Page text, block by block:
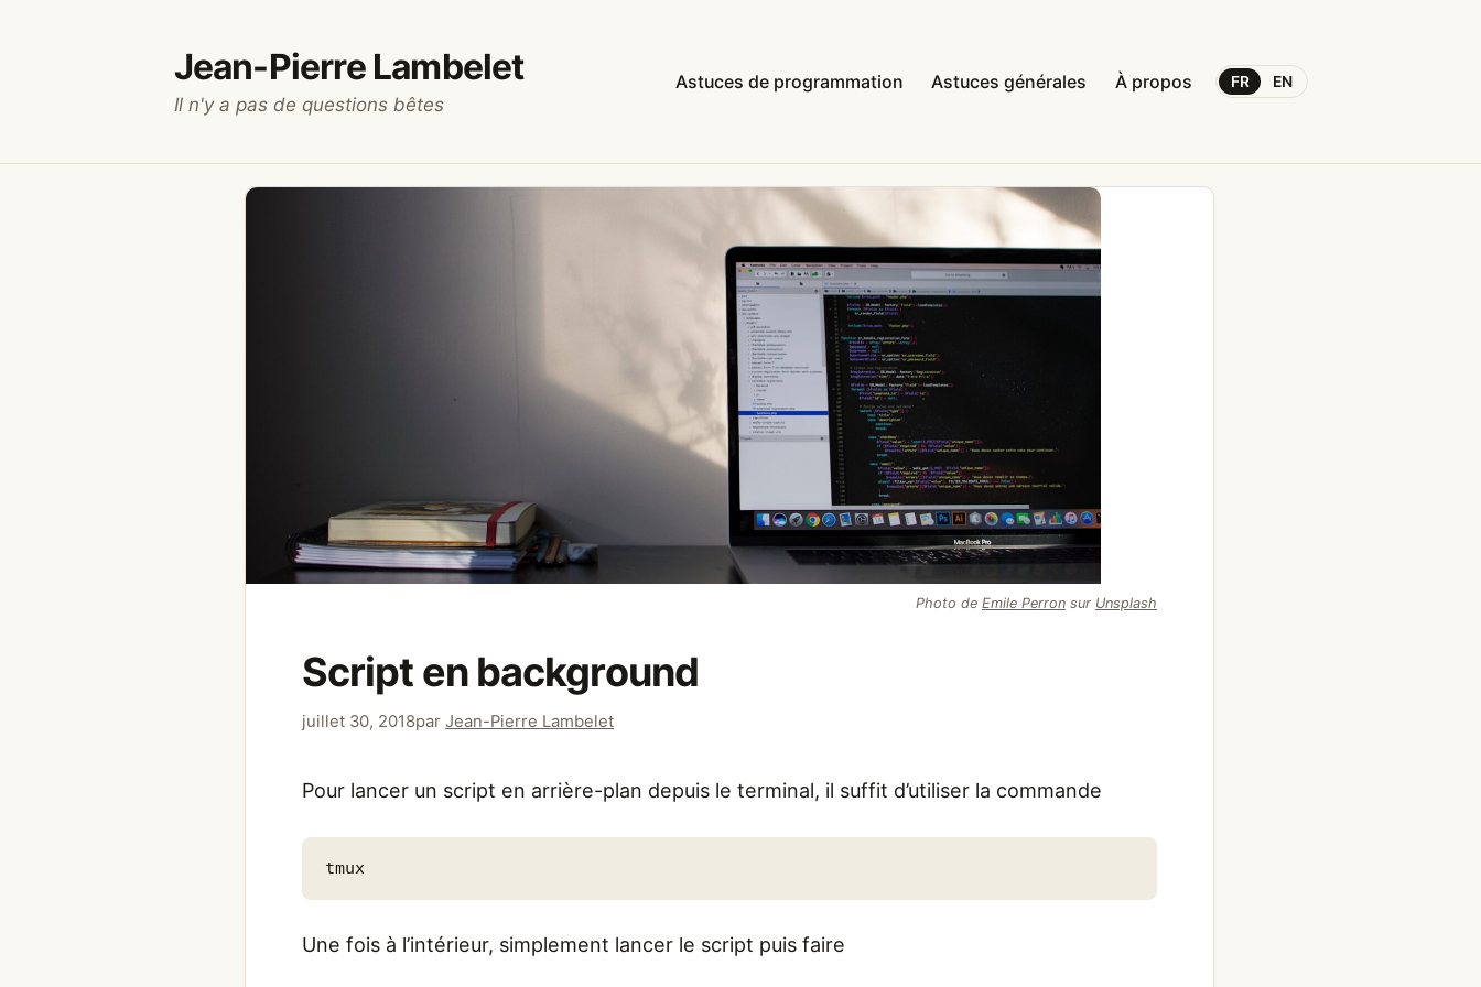
Jean-Pierre Lambelet
Il n'y a pas de questions bêtes
Astuces de programmation Astuces générales À propos FR EN
Photo de Emile Perron sur Unsplash
Script en background
juillet 30, 2018par Jean-Pierre Lambelet
Pour lancer un script en arrière-plan depuis le terminal, il suffit d’utiliser la commande
tmux
Une fois à l’intérieur, simplement lancer le script puis faire